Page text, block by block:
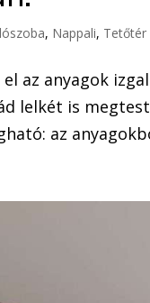
, Nappali, Tetőtér
az anyagok
lelkét is
az